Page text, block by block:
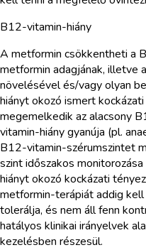
B12-vitamin-hiány
A metformin csökkentheti a
metformin adagjának, illetve
növelésével és/vagy olyan
hiányt okozó ismert
megemelkedik az alacsony
vitamin-hiány gyanúja (pl.
B12-vitamin-szérumszintet
szint időszakos
hiányt okozó kockázati
metformin-terápiát addig
tolerálja, és nem áll fenn
hatályos klinikai irányelvek
kezelésben részesül.